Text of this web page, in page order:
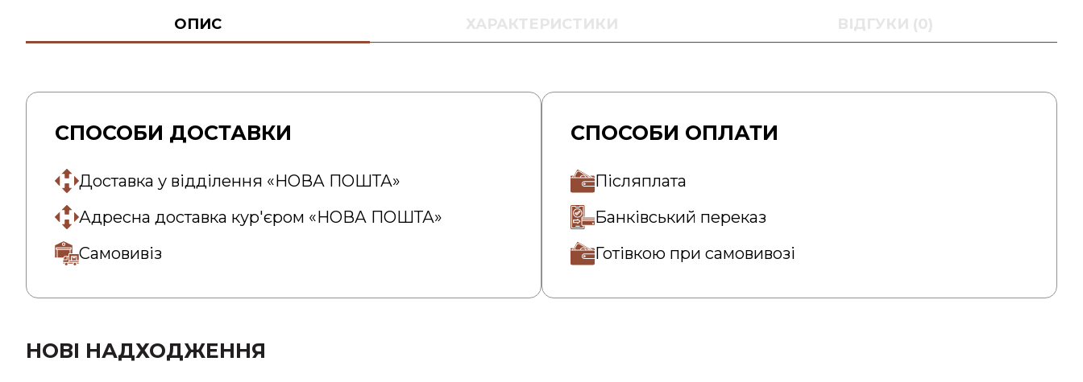
ОПИС ХАРАКТЕРИСТИКИ ВІДГУКИ (0)
СПОСОБИ ДОСТАВКИ
Доставка у відділення «НОВА ПОШТА»
Адресна доставка кур'єром «НОВА ПОШТА»
Самовивіз
СПОСОБИ ОПЛАТИ
Післяплата
Банківський переказ
Готівкою при самовивозі
НОВІ НАДХОДЖЕННЯ